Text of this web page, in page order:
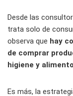
Desde las
trata solo de
observa que hay
de comprar
higiene y
Es más, la